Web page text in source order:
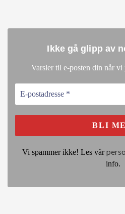
Ikke gå glipp av
Varsler til e-posten din når
Vi spammer ikke! Les vår
info.